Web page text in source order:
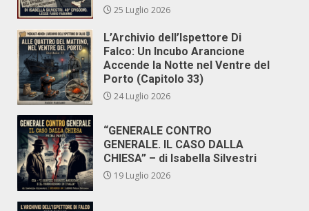
25 Luglio 2026
L’Archivio dell’Ispettore Di
Falco: Un Incubo Arancione
Accende la Notte nel Ventre del
Porto (Capitolo 33)
24 Luglio 2026
“GENERALE CONTRO
GENERALE. IL CASO DALLA
CHIESA” – di Isabella Silvestri
19 Luglio 2026